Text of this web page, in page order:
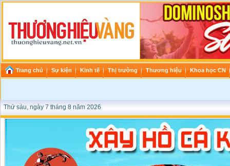
Trang chủ Sự kiện Kinh tế Thị trường Thương hiệu Khoa học CN
Thứ sáu, ngày 7 tháng 8 năm 2026